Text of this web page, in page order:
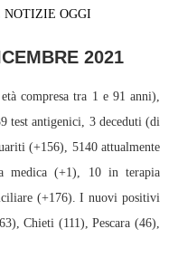
NOTIZIE OGGI
2021
compresa tra 1 e 91 anni),
test antigenici, 3 deceduti (di
(+156), 5140 attualmente
medica (+1), 10 in terapia
(+176). I nuovi positivi
Chieti (111), Pescara (46),